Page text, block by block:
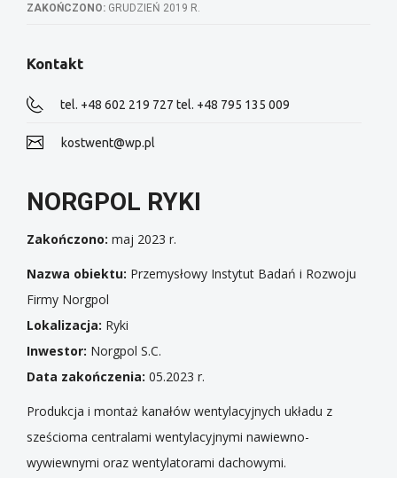
ZAKOŃCZONO: GRUDZIEŃ 2019 R.
Kontakt
tel. +48 602 219 727 tel. +48 795 135 009
kostwent@wp.pl
NORGPOL RYKI
Zakończono: maj 2023 r.
Nazwa obiektu: Przemysłowy Instytut Badań i Rozwoju
Firmy Norgpol
Lokalizacja: Ryki
Inwestor: Norgpol S.C.
Data zakończenia: 05.2023 r.
Produkcja i montaż kanałów wentylacyjnych układu z
sześcioma centralami wentylacyjnymi nawiewno-
wywiewnymi oraz wentylatorami dachowymi.